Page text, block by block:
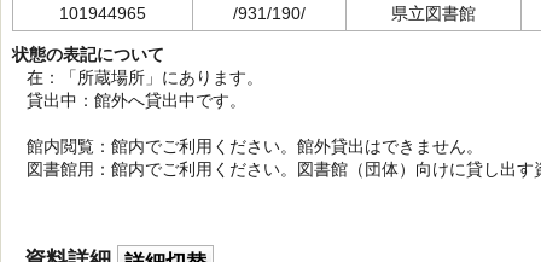
101944965
/931/190/ 県立図書館
状態の表記について
在：「所蔵場所」にあります。
貸出中：館外へ貸出中です。
館内閲覧：館内でご利用ください。館外貸出はできません。
図書館用：館内でご利用ください。図書館（団体）向けに貸し出す